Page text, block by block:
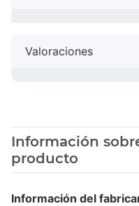
Valoraciones
Información
producto
Información del